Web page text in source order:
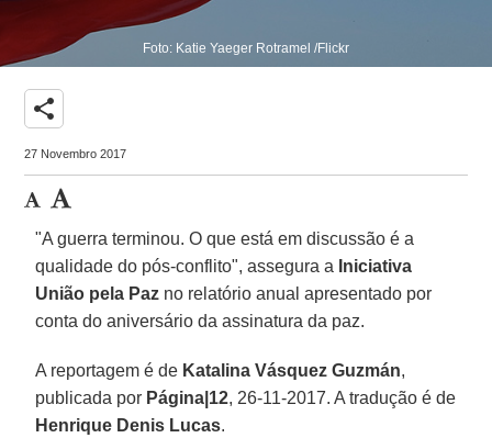
Foto: Katie Yaeger Rotramel /Flickr
share
27 Novembro 2017
"A guerra terminou. O que está em discussão é a
qualidade do pós-conflito", assegura a Iniciativa
União pela Paz no relatório anual apresentado por
conta do aniversário da assinatura da paz.
A reportagem é de Katalina Vásquez Guzmán,
publicada por Página|12, 26-11-2017. A tradução é de
Henrique Denis Lucas.